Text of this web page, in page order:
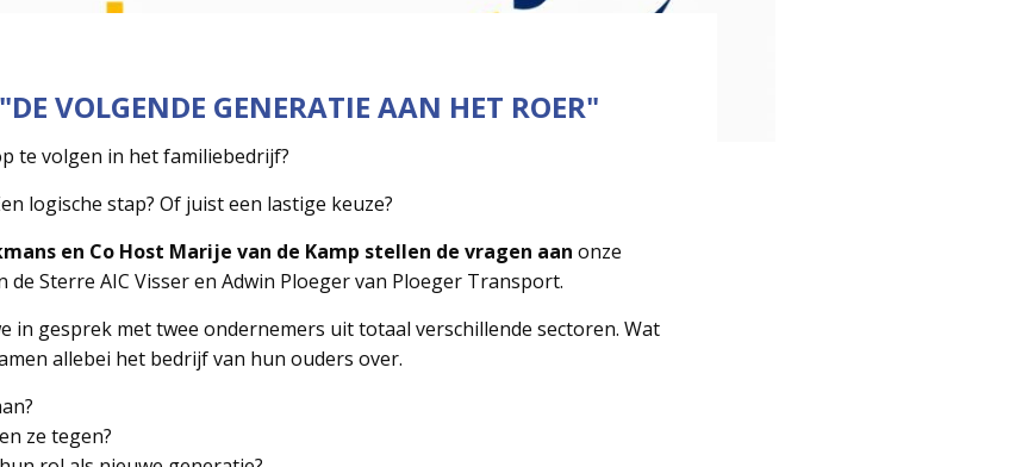
VOLGENDE GENERATIE AAN HET ROER"
te volgen in het familiebedrijf?
logische stap? Of juist een lastige keuze?
en Co Host Marije van de Kamp stellen de vragen aan onze
Sterre AIC Visser en Adwin Ploeger van Ploeger Transport.
in gesprek met twee ondernemers uit totaal verschillende sectoren. Wat
allebei het bedrijf van hun ouders over.
ze tegen?